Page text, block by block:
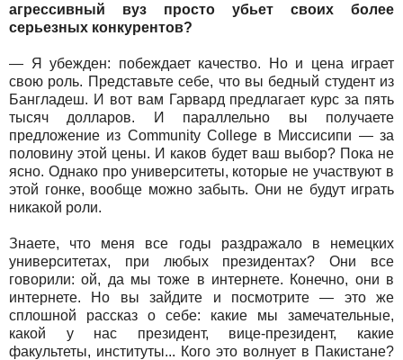
агрессивный вуз просто убьет своих более
серьезных конкурентов?
— Я убежден: побеждает качество. Но и цена играет
свою роль. Представьте себе, что вы бедный студент из
Бангладеш. И вот вам Гарвард предлагает курс за пять
тысяч долларов. И параллельно вы получаете
предложение из Community College в Миссисипи — за
половину этой цены. И каков будет ваш выбор? Пока не
ясно. Однако про университеты, которые не участвуют в
этой гонке, вообще можно забыть. Они не будут играть
никакой роли.
Знаете, что меня все годы раздражало в немецких
университетах, при любых президентах? Они все
говорили: ой, да мы тоже в интернете. Конечно, они в
интернете. Но вы зайдите и посмотрите — это же
сплошной рассказ о себе: какие мы замечательные,
какой у нас президент, вице-президент, какие
факультеты, институты... Кого это волнует в Пакистане?